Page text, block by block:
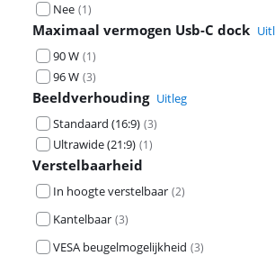
Nee (1)
Maximaal vermogen Usb-C dock
90 W (1)
96 W (3)
Beeldverhouding Uitleg
Standaard (16:9) (3)
Ultrawide (21:9) (1)
Verstelbaarheid
In hoogte verstelbaar (2)
Kantelbaar (3)
VESA beugelmogelijkheid (3)